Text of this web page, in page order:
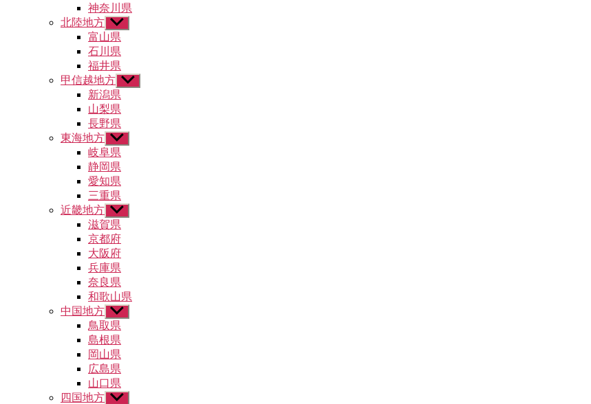
示
神奈川県
北陸地方 サ
ブ
メ
ニ
ュ
ー
を
表
示
富山県
石川県
福井県
甲信越地方 サ
ュ
ー
を
表
新潟県
山梨県
長野県
東海地方 サ
ブ
メ
ニ
ュ
ー
を
表
示
岐阜県
静岡県
愛知県
三重県
近畿地方 サ
ブ
メ
ニ
ュ
ー
を
表
示
滋賀県
京都府
大阪府
兵庫県
奈良県
和歌山県
中国地方 サ
ブ
メ
ニ
ュ
ー
を
表
鳥取県
島根県
岡山県
広島県
山口県
四国地方 サ